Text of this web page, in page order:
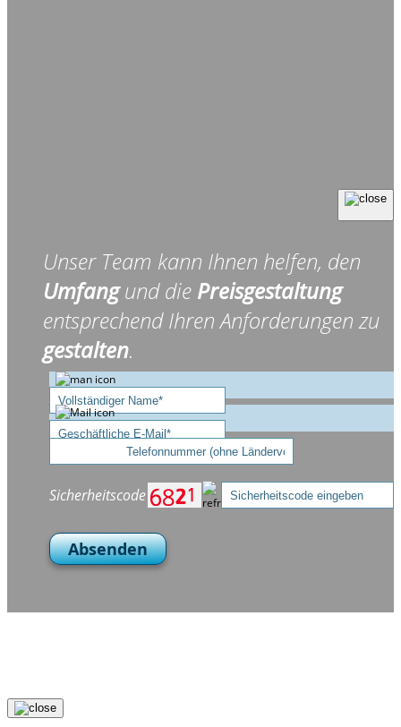
Unser Team kann Ihnen helfen, den
Umfangund die Preisgestaltung
entsprechend Ihren Anforderungen zu
gestalten.
Sicherheitscode
Absenden